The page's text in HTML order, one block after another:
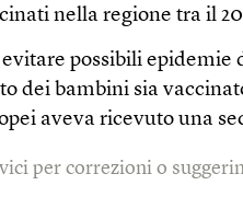
nella regione tra il
evitare possibili epidemie
dei bambini sia
aveva ricevuto una
per correzioni o